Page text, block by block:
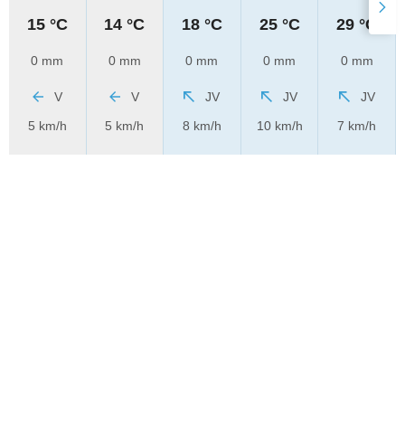
15 °C
0 mm
V
5 km/h
14 °C
0 mm
V
5 km/h
18 °C
0 mm
JV
8 km/h
25 °C
0 mm
JV
10 km/h
29 °C
0 mm
JV
7 km/h